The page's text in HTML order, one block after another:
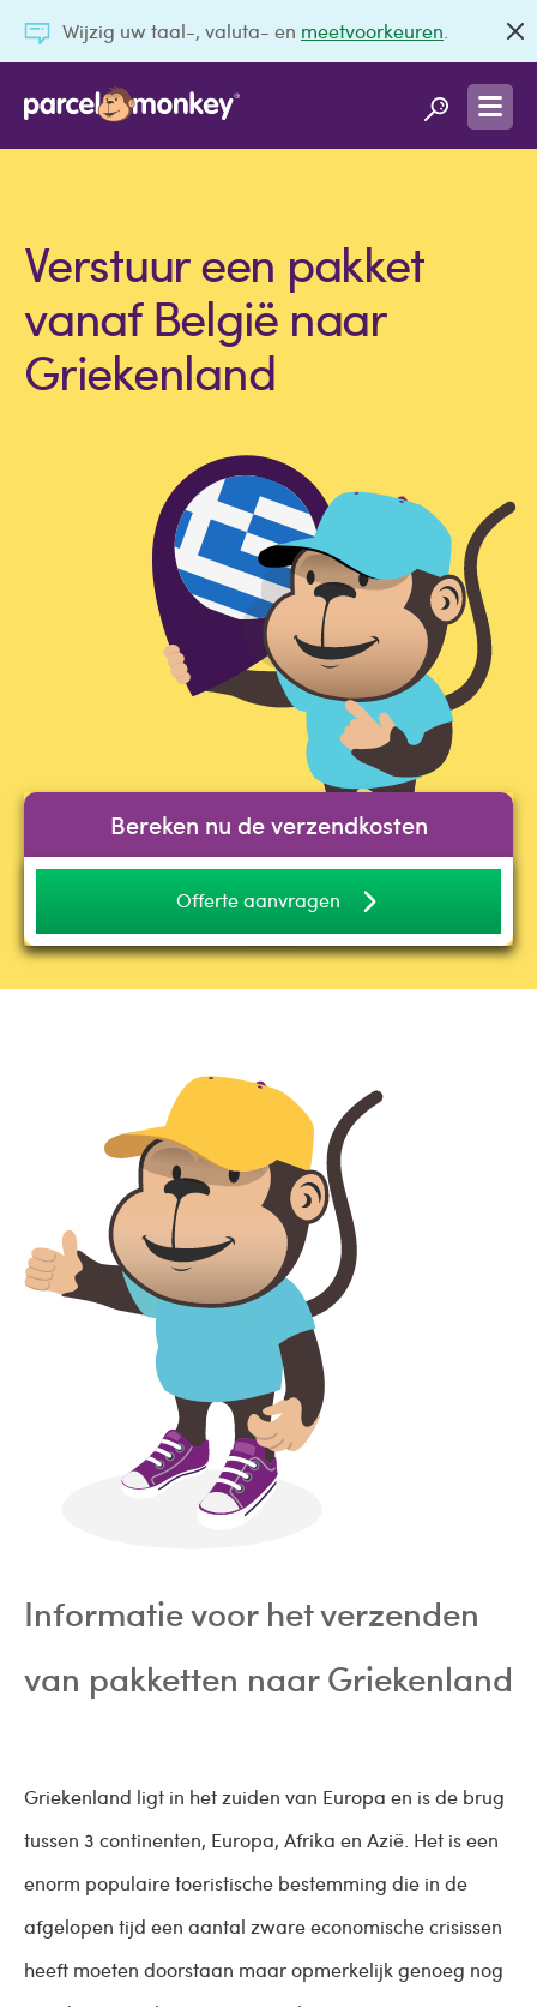
Wijzig uw taal-, valuta- en meetvoorkeuren
Verstuur een pakket
vanaf België naar
Griekenland
Bereken nu de verzendkosten
Offerte aanvragen
Informatie voor het verzenden
van pakketten naar Griekenland
Griekenland ligt in het zuiden van Europa en is de brug
tussen 3 continenten, Europa, Afrika en Azië. Het is een
enorm populaire toeristische bestemming die in de
afgelopen tijd een aantal zware economische crisissen
heeft moeten doorstaan maar opmerkelijk genoeg nog